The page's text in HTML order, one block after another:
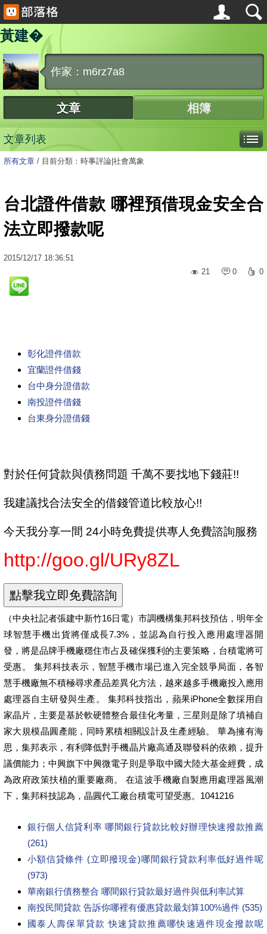
黃建�
作家：m6rz7a8
文章 相簿
文章列表
所有文章 / 目前分類：時事評論|社會萬象
台北證件借款 哪裡預借現金安全合
法立即撥款呢
2015/12/17 18:36:51
21
0 0
彰化證件借款
宜蘭證件借錢
台中身分證借款
南投證件借錢
台東身分證借錢
對於任何貸款與債務問題 千萬不要找地下錢莊!!
我建議找合法安全的借錢管道比較放心!!
今天我分享一間 24小時免費提供專人免費諮詢服務
http://goo.gl/URy8ZL
（中央社記者張建中新竹16日電）市調機構集邦科技預估，明年全
球智慧手機出貨將僅成長7.3%，並認為自行投入應用處理器開
發，將是品牌手機廠穩住市占及確保獲利的主要策略，台積電將可
受惠。 集邦科技表示，智慧手機市場已進入完全競爭局面，各智
慧手機廠無不積極尋求產品差異化方法，越來越多手機廠投入應用
處理器自主研發與生產。 集邦科技指出，蘋果iPhone全數採用自
家晶片，主要是基於軟硬體整合最佳化考量，三星則是除了填補自
家大規模晶圓產能，同時累積相關設計及生產經驗。 華為擁有海
思，集邦表示，有利降低對手機晶片廠高通及聯發科的依賴，提升
議價能力；中興旗下中興微電子則是爭取中國大陸大基金經費，成
為政府政策扶植的重要廠商。 在這波手機廠自製應用處理器風潮
下，集邦科技認為，晶圓代工廠台積電可望受惠。1041216
銀行個人信貸利率 哪間銀行貸款比較好辦理快速撥款推薦
(261)
小額信貸條件 (立即撥現金)哪間銀行貸款利率低好過件呢
(973)
華南銀行債務整合 哪間銀行貸款最好過件與低利率試算
南投民間貸款 告訴你哪裡有優惠貸款最划算100%過件 (535)
國泰人壽保單貸款 快速貸款推薦哪快速過件現金撥款呢